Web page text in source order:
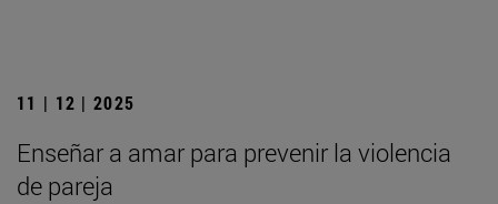
11 | 12 | 2025
Enseñar a amar para prevenir la violencia
de pareja